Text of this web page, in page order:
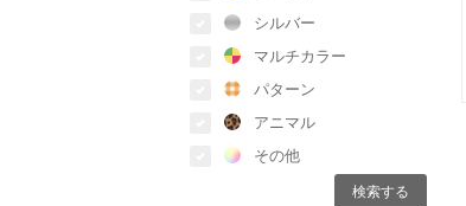
シルバー
マルチカラー
パターン
アニマル
その他